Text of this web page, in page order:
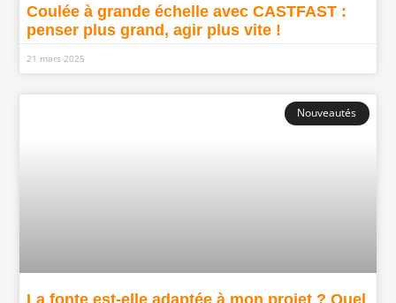
Coulée à grande échelle avec CASTFAST :
penser plus grand, agir plus vite !
21 mars 2025
Nouveautés
La fonte est-elle adaptée à mon projet ? Quel